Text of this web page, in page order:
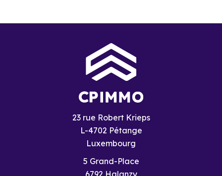
23 rue Robert Krieps
L-4702 Pétange
Luxembourg
5 Grand-Place